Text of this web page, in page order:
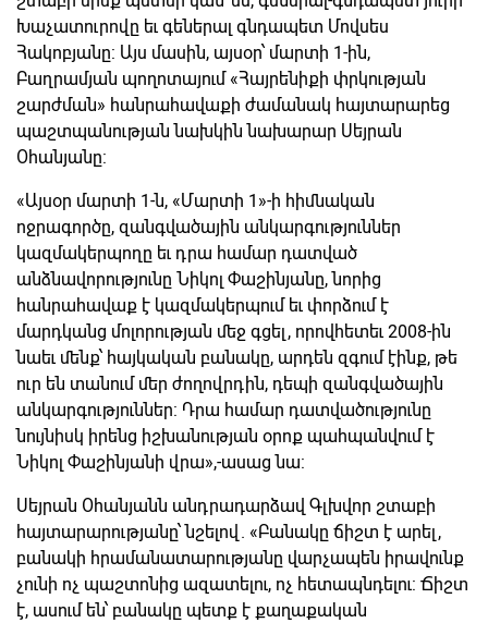
Խաչատուրովը եւ գեներալ գնդապետ Մովսես
Հակոբյանը: Այս մասին, այսօր՝ մարտի 1-ին,
Բաղրամյան պողոտայում «Հայրենիքի փրկության
շարժման» հանրահավաքի ժամանակ հայտարարեց
պաշտպանության նախկին նախարար Սեյրան
Օհանյանը:
«Այսօր մարտի 1-ն, «Մարտի 1»-ի հիմնական
ոջրագործը, զանգվածային անկարգություններ
կազմակերպողը եւ դրա համար դատված
անձնավորությունը Նիկոլ Փաշինյանը, նորից
հանրահավաք է կազմակերպում եւ փորձում է
մարդկանց մոլորության մեջ գցել, որովհետեւ 2008-ին
նաեւ մենք՝ հայկական բանակը, արդեն զգում էինք, թե
ուր են տանում մեր ժողովրդին, դեպի զանգվածային
անկարգություններ: Դրա համար դատվածությունը
նույնիսկ իրենց իշխանության օրոք պահպանվում է
Նիկոլ Փաշինյանի վրա»,-ասաց նա:
Սեյրան Օհանյանն անդրադարձավ Գլխվոր շտաբի
հայտարարությանը՝ նշելով. «Բանակը ճիշտ է արել,
բանակի հրամանատարությանը վարչապեն իրավունք
չունի ոչ պաշտոնից ազատելու, ոչ հետապնդելու: Ճիշտ
է, ասում են՝ բանակը պետք է քաղաքական